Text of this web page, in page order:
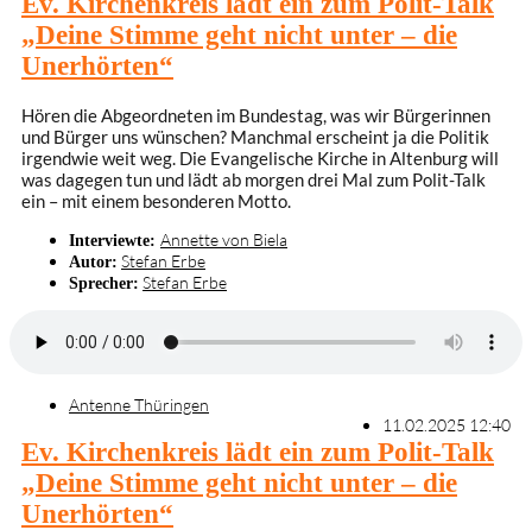
„Deine Stimme geht nicht unter – die
Unerhörten“
Hören die Abgeordneten im Bundestag, was wir Bürgerinnen
und Bürger uns wünschen? Manchmal erscheint ja die Politik
irgendwie weit weg. Die Evangelische Kirche in Altenburg will
was dagegen tun und lädt ab morgen drei Mal zum Polit-Talk
ein – mit einem besonderen Motto.
Interviewte: Annette von Biela
Autor: Stefan Erbe
Sprecher: Stefan Erbe
Antenne Thüringen
11.02.2025 12:40
Ev. Kirchenkreis lädt ein zum Polit-Talk
„Deine Stimme geht nicht unter – die
Unerhörten“